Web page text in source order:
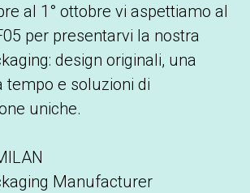
al 1° ottobre vi aspettiamo al
per presentarvi la nostra
design originali, una
tempo e soluzioni di
uniche.
Manufacturer